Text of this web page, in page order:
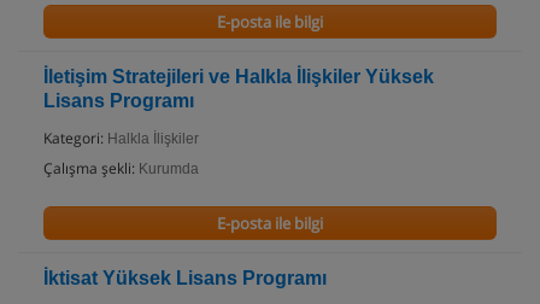
E-posta ile bilgi
İletişim Stratejileri ve Halkla İlişkiler Yüksek
Lisans Programı
Kategori: Halkla İlişkiler
Çalışma şekli: Kurumda
E-posta ile bilgi
İktisat Yüksek Lisans Programı